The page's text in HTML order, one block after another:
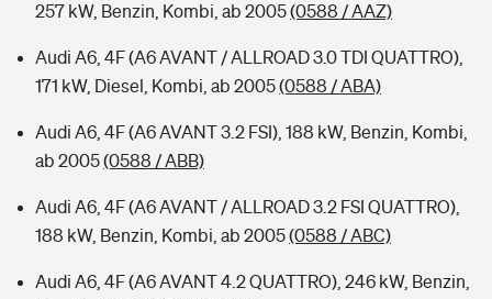
257 kW, Benzin, Kombi, ab 2005(0588 / AAZ)
Audi A6, 4F (A6 AVANT / ALLROAD 3.0 TDI QUATTRO),
171 kW, Diesel, Kombi, ab 2005(0588 / ABA)
Audi A6, 4F (A6 AVANT 3.2 FSI), 188 kW, Benzin, Kombi,
ab 2005(0588 / ABB)
Audi A6, 4F (A6 AVANT / ALLROAD 3.2 FSI QUATTRO),
188 kW, Benzin, Kombi, ab 2005(0588 / ABC)
Audi A6, 4F (A6 AVANT 4.2 QUATTRO), 246 kW, Benzin,